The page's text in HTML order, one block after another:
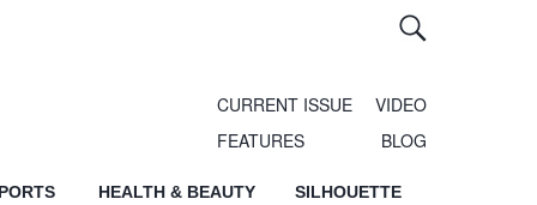
CURRENT ISSUE
VIDEO
FEATURES
BLOG
HEALTH & BEAUTY SILHOUETTE